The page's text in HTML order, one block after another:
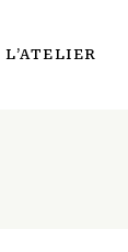
L’ATELIER